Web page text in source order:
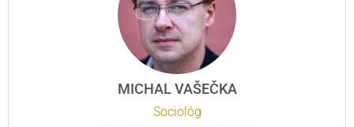
MICHAL VAŠEČKA
Sociológ